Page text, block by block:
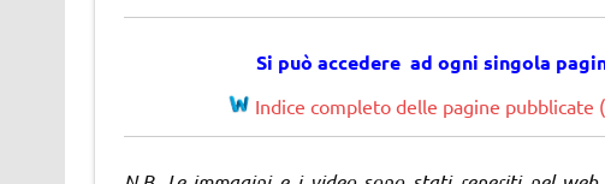
Si può accedere ad ogni singola
Indice completo delle pagine